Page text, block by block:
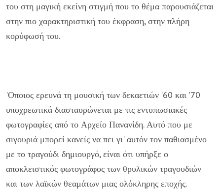
του στη μαγική εκείνη στιγμή που το θέμα παρουσιάζεται
στην πιο χαρακτηριστική του έκφραση, στην πλήρη
κορύφωσή του.
'Οποιος ερευνά τη μουσική των δεκαετιών '60 και '70
υποχρεωτικά διασταυρώνεται με τις εντυπωσιακές
φωτογραφίες από το Αρχείο Πανανίδη. Αυτό που με
σιγουριά μπορεί κανείς να πει γι' αυτόν τον παθιασμένο
με το τραγούδι δημιουργό, είναι ότι υπήρξε ο
αποκλειστικός φωτογράφος των θρυλικών τραγουδιών
και των λαϊκών θεαμάτων μιας ολόκληρης εποχής.